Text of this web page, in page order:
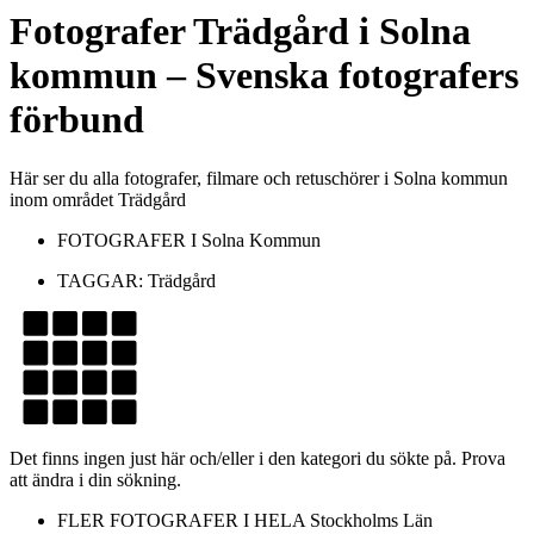
FotograferTrädgård i Solna
kommun– Svenska fotografers
förbund
Här ser du alla fotografer, filmare och retuschörer i Solna kommun
inom området Trädgård
FOTOGRAFER I Solna Kommun
TAGGAR: Trädgård
Det finns ingen just här och/eller i den kategori du sökte på. Prova
att ändra i din sökning.
FLER FOTOGRAFER I HELA Stockholms Län